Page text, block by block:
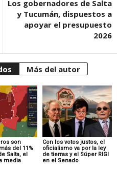
Los gobernadores de Salta
y Tucumán, dispuestos a
apoyar el presupuesto
2026
Más del autor
son
del 11%
Salta, el
media
Con los votos justos, el
oficialismo va por la ley
de tierras y el Súper RIGI
en el Senado